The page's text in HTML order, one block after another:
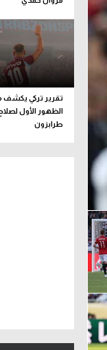
تقرير تركي يكشف
الظهور الأول
طرابزون